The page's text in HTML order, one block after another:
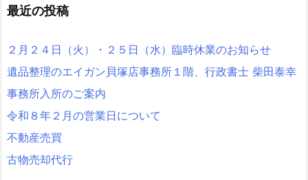
最近の投稿
２月２４日（火）・２５日（水）臨時休業のお知らせ
遺品整理のエイガン貝塚店事務所１階、行政書士 柴田泰幸
事務所入所のご案内
令和８年２月の営業日について
不動産売買
古物売却代行